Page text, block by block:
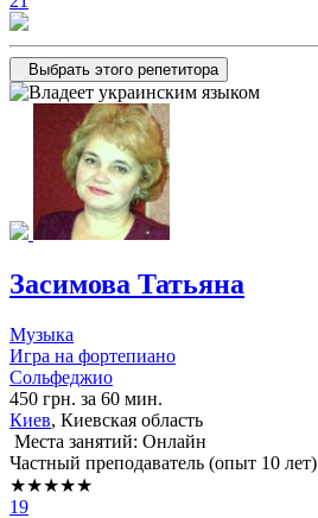
Выбрать этого репетитора
Засимова Татьяна
Музыка
Игра на фортепиано
Сольфеджио
450 грн. за 60 мин.
Киев, Киевская область
Места занятий: Онлайн
Частный преподаватель (опыт 10 лет)
★★★★★
19